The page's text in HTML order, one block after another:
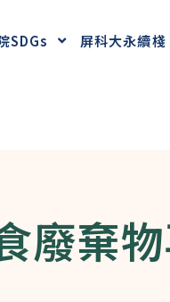
SDGs 屏科大永續棧
廢棄